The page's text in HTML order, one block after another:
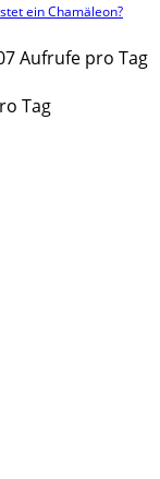
ein Chamäleon?
Aufrufe pro Tag
Tag